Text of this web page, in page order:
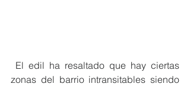
zonas del barrio intransitables siendo